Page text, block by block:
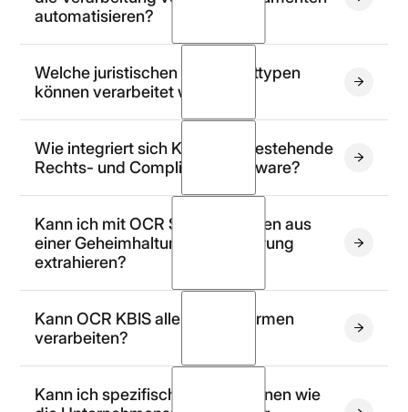
bewertet – z. B. aus Verträgen, Urteilen, notariellen
Akten oder Verfahrensunterlagen.
automatisieren?
Welche juristischen Dokumenttypen
können verarbeitet werden?
Bildformate
Wie integriert sich Koncile in bestehende
Rechts- und Compliance-Software?
Kann ich mit OCR Schlüsseldaten aus
einer Geheimhaltungsvereinbarung
extrahieren?
Geheimhaltungsvereinbarung
Kann OCR KBIS aller Rechtsformen
verarbeiten?
Kann ich spezifische Informationen wie